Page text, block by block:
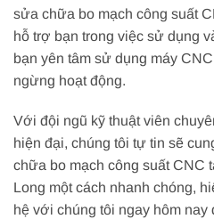
sửa chữa bo mạch công suất
hỗ trợ bạn trong việc sử dụng
bạn yên tâm sử dụng máy
ngừng hoạt động.
Với đội ngũ kỹ thuật viên
hiện đại, chúng tôi tự tin sẽ
chữa bo mạch công suất CNC
Long một cách nhanh chóng,
hệ với chúng tôi ngay hôm